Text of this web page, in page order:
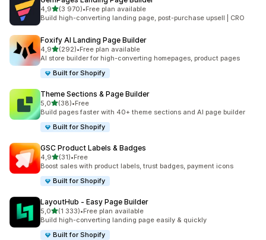
4,9z 5 hvězd
(3 970)
Celkový počet recenzí: 3970
•Free plan available
Build high-converting landing page, post-purchase upsell | CRO
Foxify AI Landing Page Builder
4,9z 5 hvězd
(292)
Celkový počet recenzí: 292
•Free plan available
AI store builder for high-converting homepages, product pages
Built for Shopify
Theme Sections & Page Builder
5,0z 5 hvězd
(38)
Celkový počet recenzí: 38
•Free
Build pages faster with 40+ theme sections and AI page builder
Built for Shopify
GSC Product Labels & Badges
4,9z 5 hvězd
(31)
Celkový počet recenzí: 31
•Free
Boost sales with product labels, trust badges, payment icons
Built for Shopify
LayoutHub ‑ Easy Page Builder
5,0z 5 hvězd
(1 333)
Celkový počet recenzí: 1333
•Free plan available
Build high-converting landing page easily & quickly
Built for Shopify